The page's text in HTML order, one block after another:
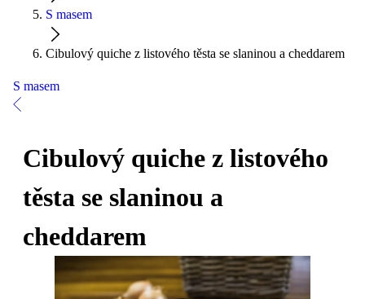
S masem
Cibulový quiche z listového těsta se slaninou a cheddarem
S masem
Cibulový quiche z listového
těsta se slaninou a
cheddarem